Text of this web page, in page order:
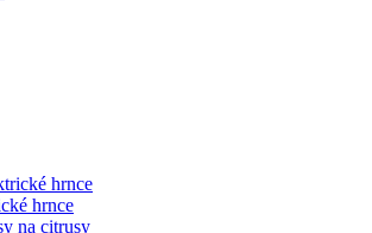
hrnce